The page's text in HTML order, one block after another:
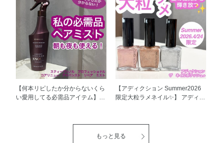
に整えます✨ 熱やカラー、乾燥、
摩擦からも髪を守り、うるおいを
与えます。 好みの仕上がりや好
きな香りで選んでくださいね！
個人的には、可愛いイメージの服
装メイクにはチェリーブロッサ
ム、綺麗めカジュアルな服装メイ
クにはセンシュアルジャスミンを
合わせたい…🤔💭 ぜひ使ってみ
てくださいね！
思われがちなリップペンシ
ル。。。 実は…リップペンシル
ってとっても簡単にリップメイク
の仕上がりを高めることができる
んです！！ 今回は3パターンの使
い方をまとめてみました✨ ナチュ
ラルに整える2パターン目は、ご
自身の唇の内側に近い色を選んで
あげるのがポイントです！ まず
は誰にでも使いやすいのが001の
コンシーラーカラーで、口元のく
ラーもリップペンシルの先はとて
【何本リピしたか分からないくら
い愛用してる必需品アイテム】
ト リペア ミストのご紹介です！
夜のお風呂上がりのドライヤー前
【アディクション Summer2026
限定大粒ラメネイル✨】 アディク
介です！ 3色とも大粒のラメが煌
めく、夏の眩しい太陽にも負けな
もっと見る